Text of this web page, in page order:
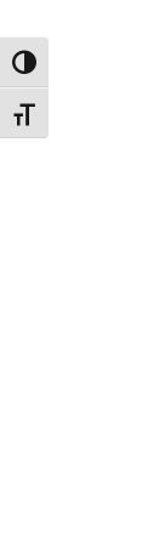
Canvia Alt
Canvia mida de